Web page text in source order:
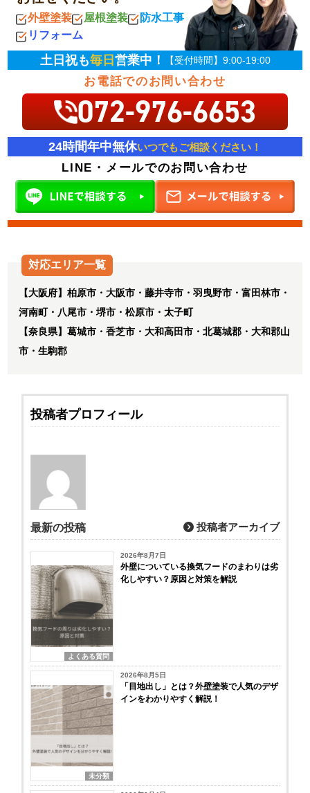
外壁塗装 屋根塗装
防水工事
リフォーム
土日祝も毎日 営業中！ 【受付時間】9:00-19:00
お電話でのお問い合わせ
072-976-6653
24時間年中無休いつでもご相談ください！
LINE・メールでのお問い合わせ
対応エリア一覧
【大阪府】柏原市・大阪市・藤井寺市・羽曳野市・富田林市・
河南町・八尾市・堺市・松原市・太子町
【奈良県】葛城市・香芝市・大和高田市・北葛城郡・大和郡山
市・生駒郡
投稿者プロフィール
最新の投稿 投稿者アーカイブ
よくある質問
2026年8月7日
外壁についている換気フードのまわりは劣
化しやすい？原因と対策を解説
未分類
2026年8月5日
「目地出し」とは？外壁塗装で人気のデザ
インをわかりやすく解説！